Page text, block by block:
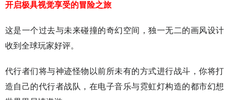
开启极具视觉享受的冒险之旅
这是一个过去与未来碰撞的奇幻空间，独一无二的画风设计
收到全球玩家好评。
代行者们将与神迹怪物以前所未有的方式进行战斗，你将打
造自己的代行者战队，在电子音乐与霓虹灯构造的都市幻想